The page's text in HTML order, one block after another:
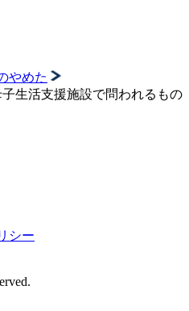
やめた
生活支援施設で問われるもの
シー